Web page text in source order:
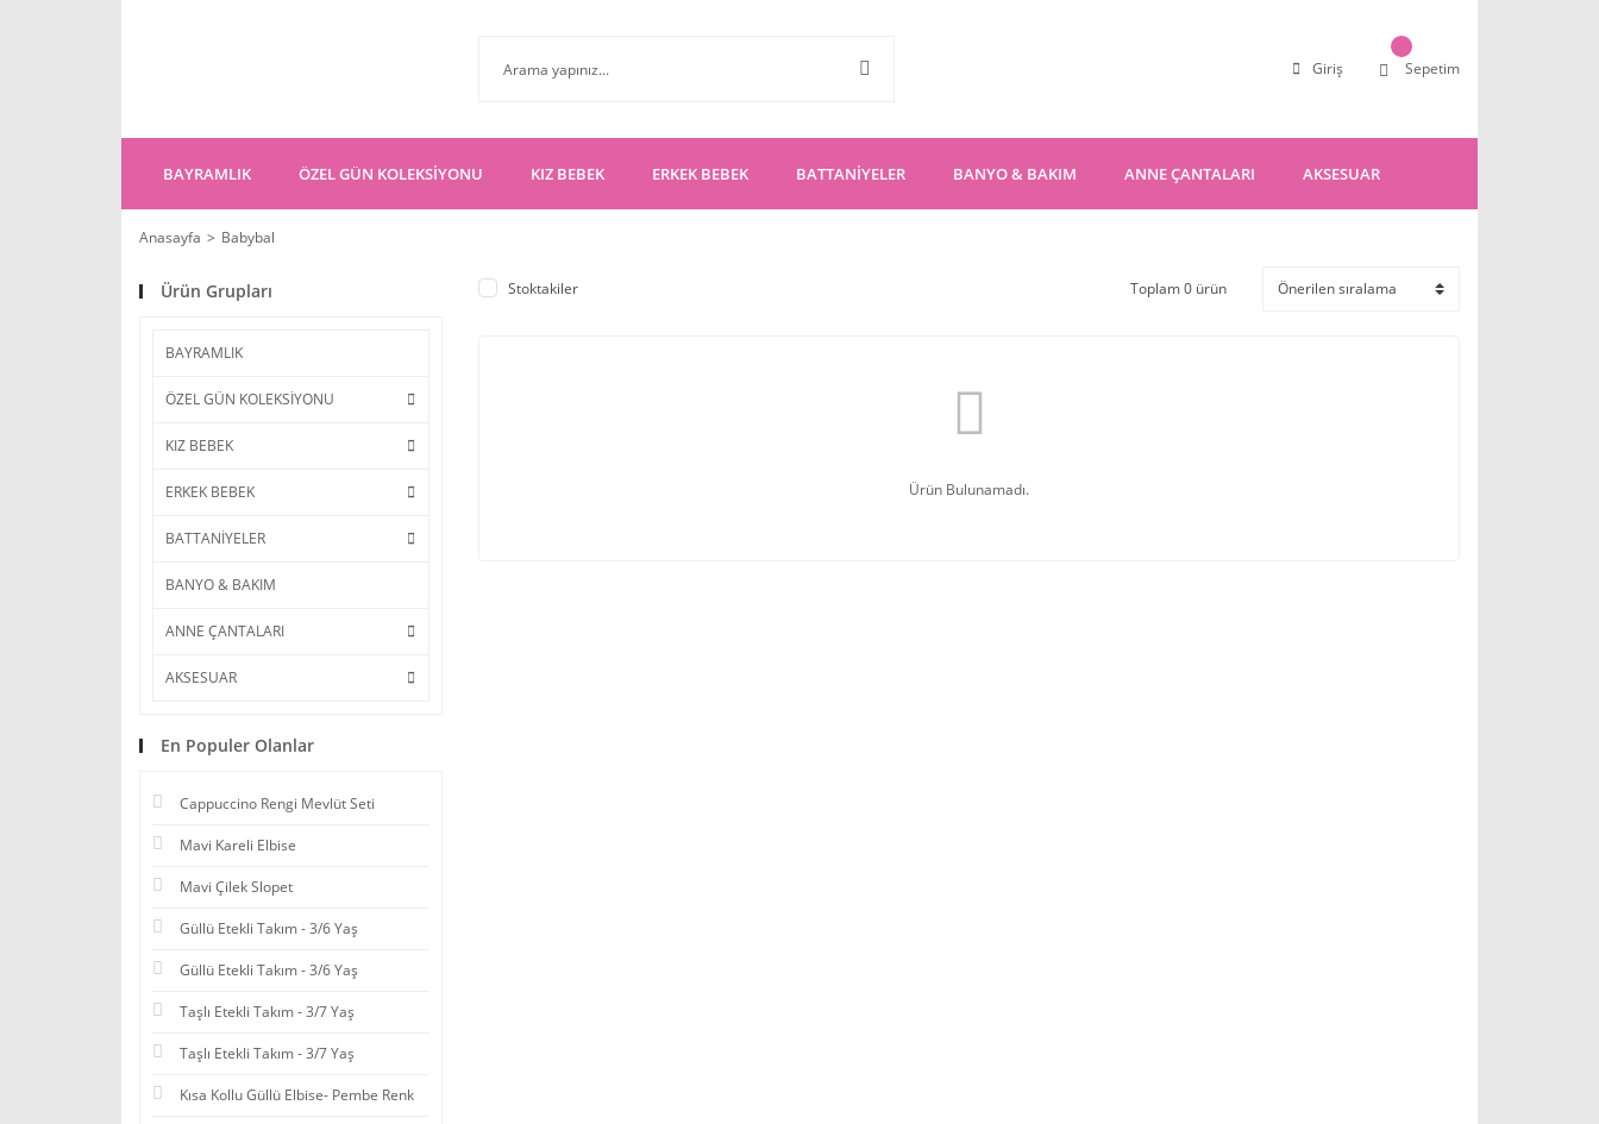
Giriş Sepetim
BAYRAMLIK ÖZEL GÜN KOLEKSİYONU KIZ BEBEK ERKEK BEBEK BATTANİYELER BANYO & BAKIM ANNE ÇANTALARI AKSESUAR
Anasayfa Babybal
Ürün Grupları
BAYRAMLIK
ÖZEL GÜN KOLEKSİYONU
KIZ BEBEK
ERKEK BEBEK
BATTANİYELER
BANYO & BAKIM
ANNE ÇANTALARI
AKSESUAR
En Populer Olanlar
Cappuccino Rengi Mevlüt Seti
Mavi Kareli Elbise
Mavi Çilek Slopet
Güllü Etekli Takım - 3/6 Yaş
Güllü Etekli Takım - 3/6 Yaş
Taşlı Etekli Takım - 3/7 Yaş
Taşlı Etekli Takım - 3/7 Yaş
Kısa Kollu Güllü Elbise- Pembe Renk
Stoktakiler Toplam 0 ürün
Ürün Bulunamadı.